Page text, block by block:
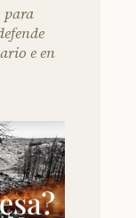
para
e en